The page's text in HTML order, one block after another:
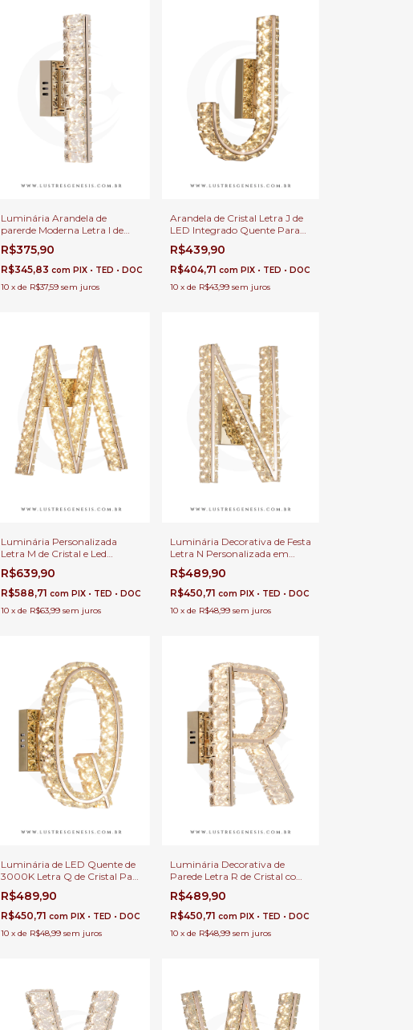
Luminária Arandela de
parerde Moderna Letra I de
Cristal Brilhante Dourado
Decoração Cabeceira de Cama
e Quartos Infantil
R$375,90
R$345,83 com PIX • TED • DOC
10 x de R$37,59 sem juros
Arandela de Cristal Letra J de
LED Integrado Quente Para
Cabeceira de Cama, Quarto
Infantil e Corredor
R$439,90
R$404,71 com PIX • TED • DOC
10 x de R$43,99 sem juros
Luminária Personalizada
Letra M de Cristal e Led
Integrado Para decoração de
Fetsa, Cabeceira de Cama e
Quartos Infantil
R$639,90
R$588,71 com PIX • TED • DOC
10 x de R$63,99 sem juros
Luminária Decorativa de Festa
Letra N Personalizada em
Cristal e LED Integrado
Quente Para Cabeceira de
Cama e Quartos Infantil
R$489,90
R$450,71 com PIX • TED • DOC
10 x de R$48,99 sem juros
Luminária de LED Quente de
3000K Letra Q de Cristal Para
Decoração de Sala de Estar,
Quartos e Corredor
R$489,90
R$450,71 com PIX • TED • DOC
10 x de R$48,99 sem juros
Luminária Decorativa de
Parede Letra R de Cristal com
LED Integrado Para Cabeceira
de Cama, Corredor e Sala de
Estar
R$489,90
R$450,71 com PIX • TED • DOC
10 x de R$48,99 sem juros